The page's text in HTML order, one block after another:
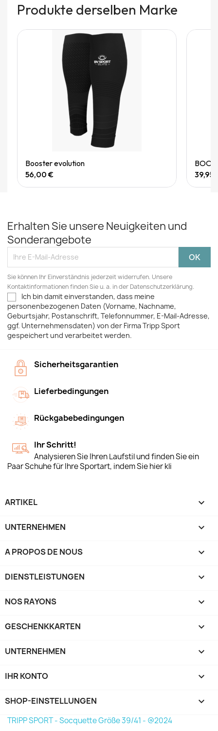
Produkte derselben Marke
Quick View
Booster evolution
56,00 €
39,95
Erhalten Sie unsere Neuigkeiten und
Sonderangebote
Sie können Ihr Einverständnis jederzeit widerrufen. Unsere
Kontaktinformationen finden Sie u. a. in der Datenschutzerklärung.
Ich bin damit einverstanden, dass meine
personenbezogenen Daten (Vorname, Nachname,
Geburtsjahr, Postanschrift, Telefonnummer, E-Mail-Adresse,
ggf. Unternehmensdaten) von der Firma Tripp Sport
gespeichert und verarbeitet werden.
Sicherheitsgarantien
Lieferbedingungen
Rückgabebedingungen
Ihr Schritt!
Analysieren Sie Ihren Laufstil und finden Sie ein
Paar Schuhe für Ihre Sportart, indem Sie hier kli
ARTIKEL 
UNTERNEHMEN 
A PROPOS DE NOUS 
DIENSTLEISTUNGEN 
NOS RAYONS 
GESCHENKKARTEN 
UNTERNEHMEN 
IHR KONTO 
SHOP-EINSTELLUNGEN keyboard_arrow_down
TRIPP SPORT - Socquette Größe 39/41 - @2024